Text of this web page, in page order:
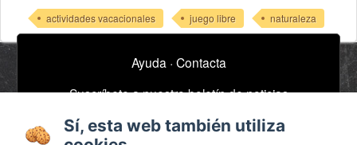
actividades vacacionales juego libre naturaleza
Ayuda · Contacta
Suscríbete a nuestro boletín de noticias
email
Sí, esta web también utiliza